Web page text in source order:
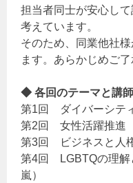
担当者同士が安心し
考えています。
そのため、同業他社
ます。あらかじめご了
◆ 各回のテーマと講師
第1回 ダイバーシテ
第2回 女性活躍推進
第3回 ビジネスと人
第4回 LGBTQの理解
嵐）